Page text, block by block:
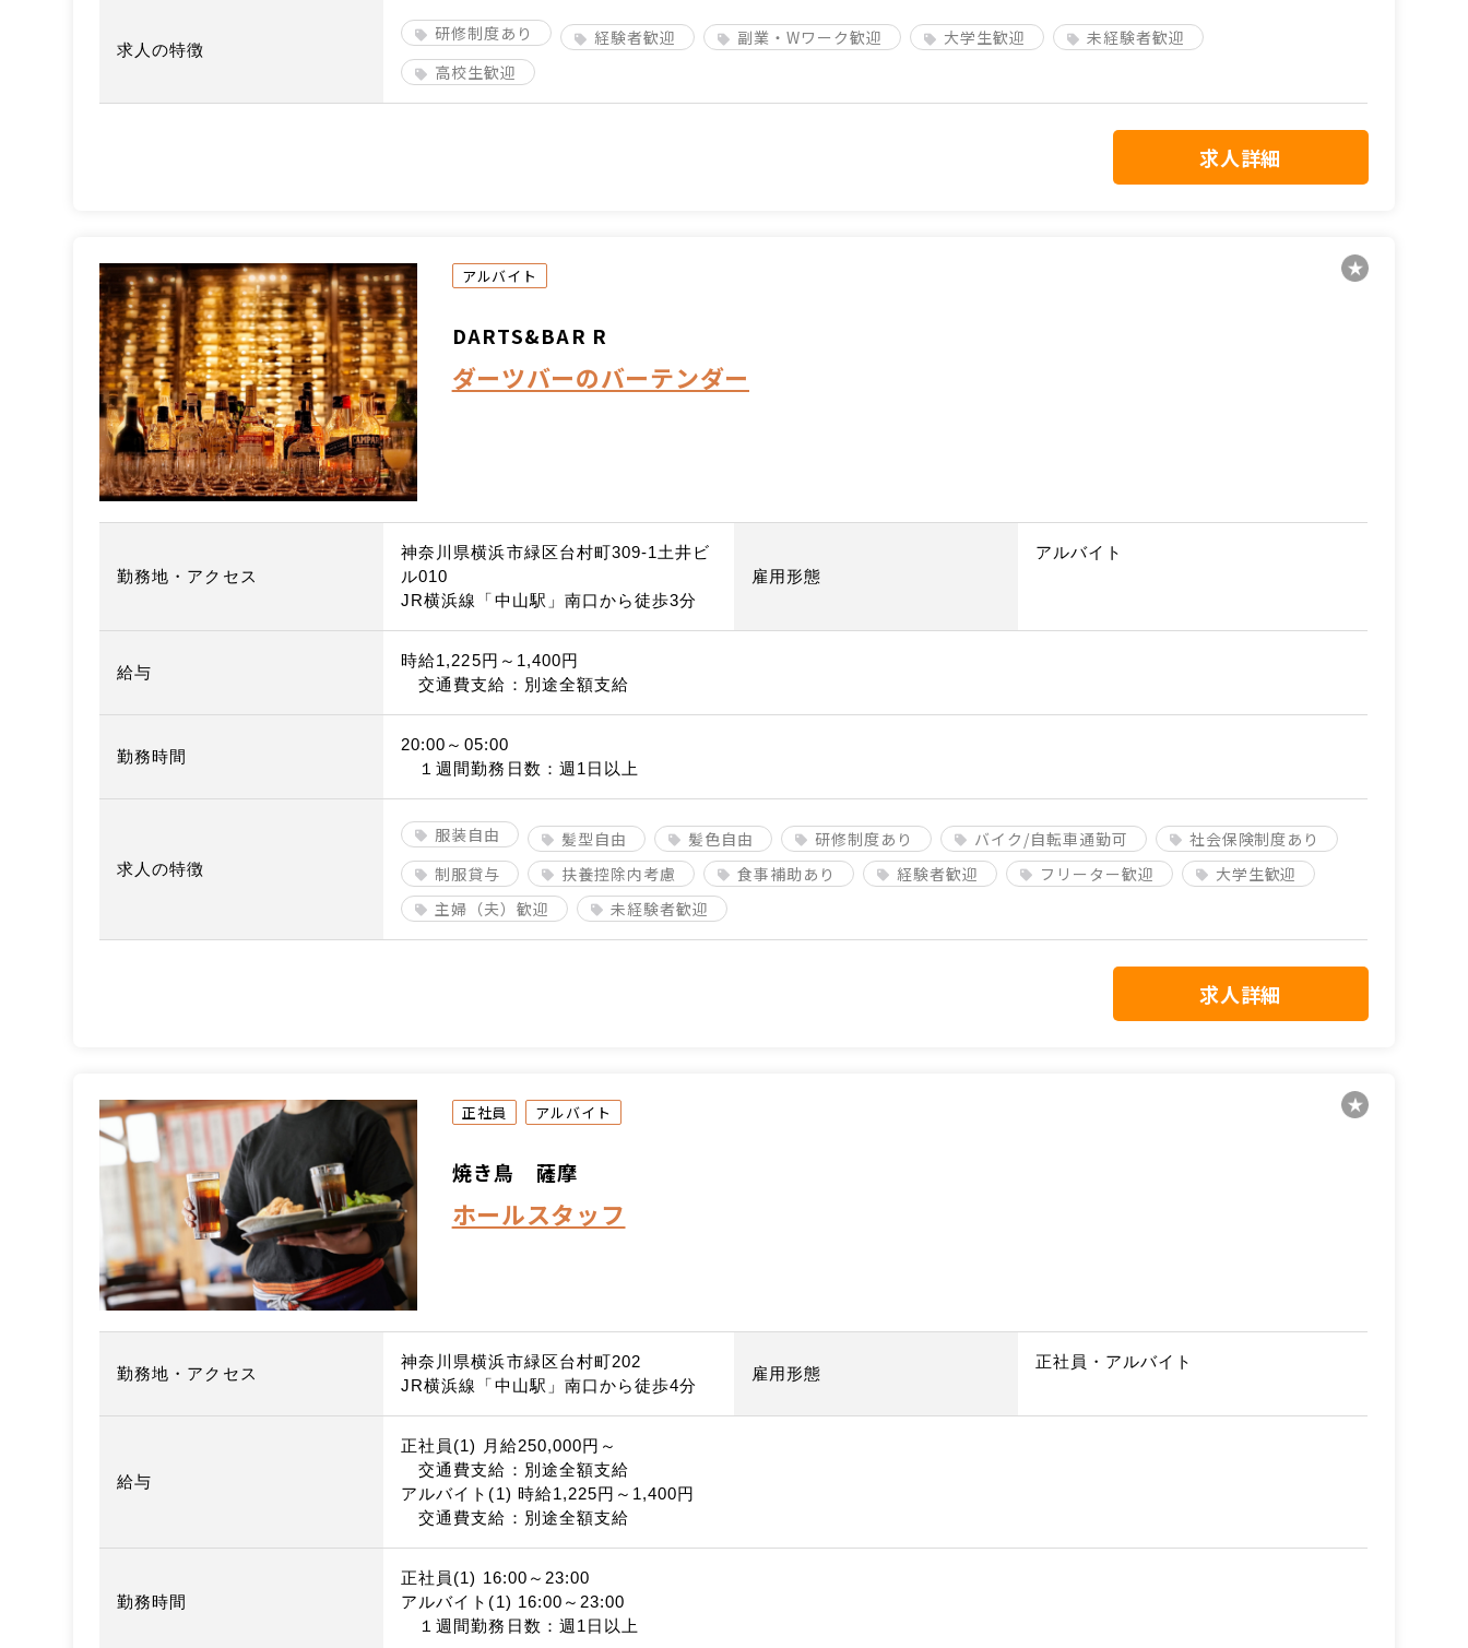
求人の特徴
研修制度あり 経験者歓迎 副業・Wワーク歓迎 大学生歓迎
未経験者歓迎
高校生歓迎
求人詳細
アルバイト
DARTS&BAR R
ダーツバーのバーテンダー
勤務地・アクセス
神奈川県横浜市緑区台村町309-1土井ビ
ル010
JR横浜線「中山駅」南口から徒歩3分
雇用形態
アルバイト
給与
時給1,225円～1,400円
交通費支給：別途全額支給
勤務時間
20:00～05:00
１週間勤務日数：週1日以上
求人の特徴
服装自由 髪型自由 髪色自由 研修制度あり バイク/自転車通勤可
社会保険制度あり
制服貸与
扶養控除内考慮 食事補助あり 経験者歓迎 フリーター歓迎
大学生歓迎
主婦（夫）歓迎
未経験者歓迎
求人詳細
正社員 アルバイト
焼き鳥 薩摩
ホールスタッフ
勤務地・アクセス
神奈川県横浜市緑区台村町202
JR横浜線「中山駅」南口から徒歩4分
雇用形態
正社員・アルバイト
給与
正社員(1) 月給250,000円～
交通費支給：別途全額支給
アルバイト(1) 時給1,225円～1,400円
交通費支給：別途全額支給
勤務時間
正社員(1) 16:00～23:00
アルバイト(1) 16:00～23:00
１週間勤務日数：週1日以上